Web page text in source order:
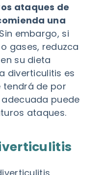
ataques de
una
embargo, si
gases, reduzca
su dieta
diverticulitis es
tendrá de por
puede
ataques.